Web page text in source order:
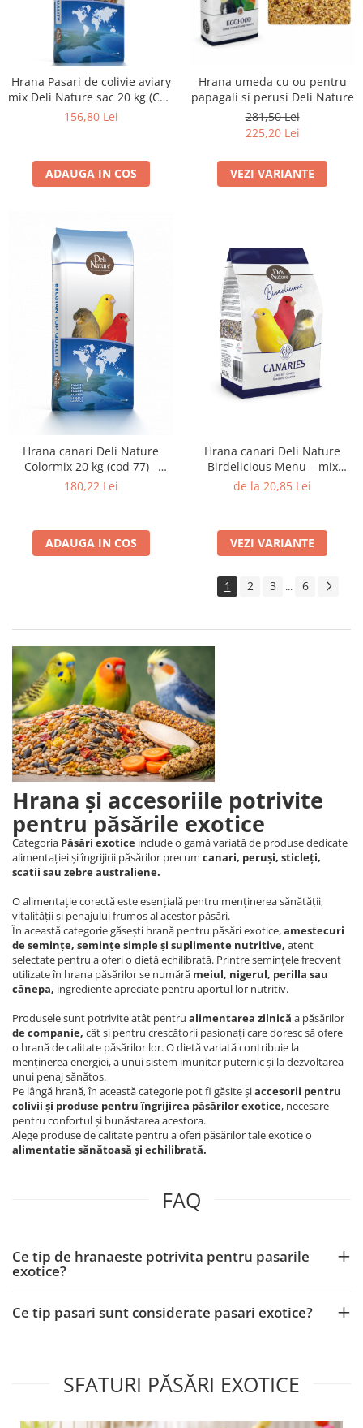
Hrana Pasari de colivie aviary
mix Deli Nature sac 20 kg (Cod
34)
156,80 Lei
ADAUGA IN COS
Hrana umeda cu ou pentru
papagali si perusi Deli Nature
281,50 Lei
225,20 Lei
VEZI VARIANTE
Hrana canari Deli Nature
Colormix 20 kg (cod 77) –
amestec imbunatatit pentru
180,22 Lei
ADAUGA IN COS
Hrana canari Deli Nature
Birdelicious Menu – mix
premium cu ingrediente
de la 20,85 Lei
VEZI VARIANTE
1 2 3 ... 6
Hrana și accesoriile potrivite
pentru păsările exotice
Categoria Păsări exotice include o gamă variată de produse dedicate
alimentației și îngrijirii păsărilor precum canari, peruși, sticleți,
scatii sau zebre australiene.
O alimentație corectă este esențială pentru menținerea sănătății,
vitalității și penajului frumos al acestor păsări.
În această categorie găsești hrană pentru păsări exotice,amestecuri
de semințe, semințe simple și suplimente nutritive, atent
selectate pentru a oferi o dietă echilibrată. Printre semințele frecvent
utilizate în hrana păsărilor se numără meiul, nigerul, perilla sau
cânepa, ingrediente apreciate pentru aportul lor nutritiv.
Produsele sunt potrivite atât pentru alimentarea zilnică a păsărilor
de companie, cât și pentru crescătorii pasionați care doresc să ofere
o hrană de calitate păsărilor lor. O dietă variată contribuie la
menținerea energiei, a unui sistem imunitar puternic și la dezvoltarea
unui penaj sănătos.
Pe lângă hrană, în această categorie pot fi găsite șiaccesorii pentru
colivii și produse pentru îngrijirea păsărilor exotice, necesare
pentru confortul și bunăstarea acestora.
Alege produse de calitate pentru a oferi păsărilor tale exotice o
alimentatie sănătoasă și echilibrată.
FAQ
Ce tip de hranaeste potrivita pentru pasarile
exotice?
Ce tip pasari sunt considerate pasari exotice?
SFATURI PĂSĂRI EXOTICE